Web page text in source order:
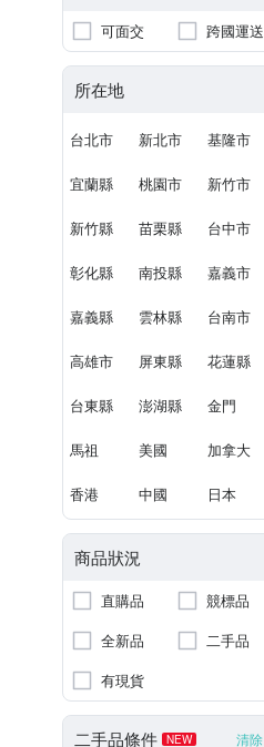
可面交 跨國運送
所在地
台北市 新北市 基隆市
宜蘭縣 桃園市 新竹市
新竹縣 苗栗縣 台中市
彰化縣 南投縣 嘉義市
嘉義縣 雲林縣 台南市
高雄市 屏東縣 花蓮縣
台東縣 澎湖縣 金門
馬祖 美國 加拿大
香港 中國 日本
商品狀況
直購品
競標品
全新品
二手品
有現貨
二手品條件 NEW 清除